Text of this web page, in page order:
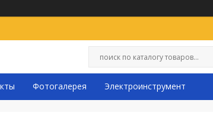
Фотогалерея Электроинструмент